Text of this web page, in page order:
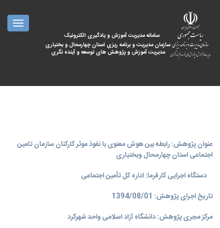
سامانه مدیریت آموزش و یادگیری الکترونیک
سازمان مدیریت و برنامه ریزی استان چهارمحال و بختیاری
مدیریت آموزش و پژوهش های توسعه و آینده نگری
عنوان پژوهش: رابطه بین هوش معنوی با نفوذ موثر کارکنان سازمان تامین
اجتماعی استان چهارمحال وبختیاری
دستگاه اجرایی کارفرما: اداره کل تأمین اجتماعی
تاریخ اجرای پژوهش: 1394/08/01
مرکز مجری پژوهش: دانشگاه آزاد اسلامی واحد شهرکرد